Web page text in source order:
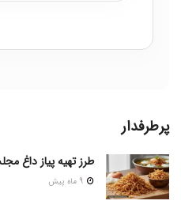
پرطرفدار
طرز تهیه پیاز داغ